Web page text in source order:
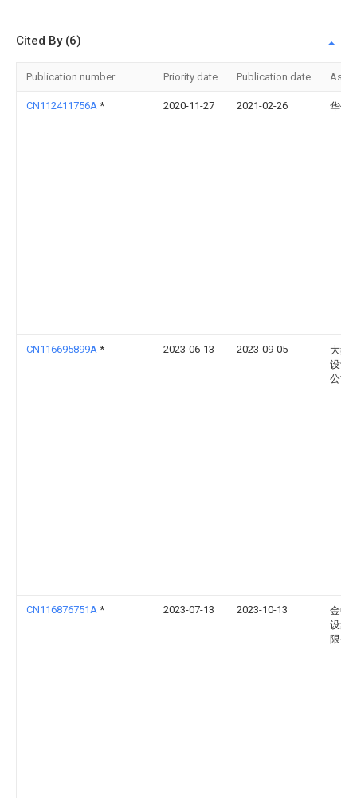
Cited By (6)
Publication number Priority date Publication date
CN112411756A * 2020-11-27 2021-02-26 华侨
CN116695899A * 2023-06-13 2023-09-05
大象
设计
公司
CN116876751A * 2023-07-13 2023-10-13
金中
设集
限公